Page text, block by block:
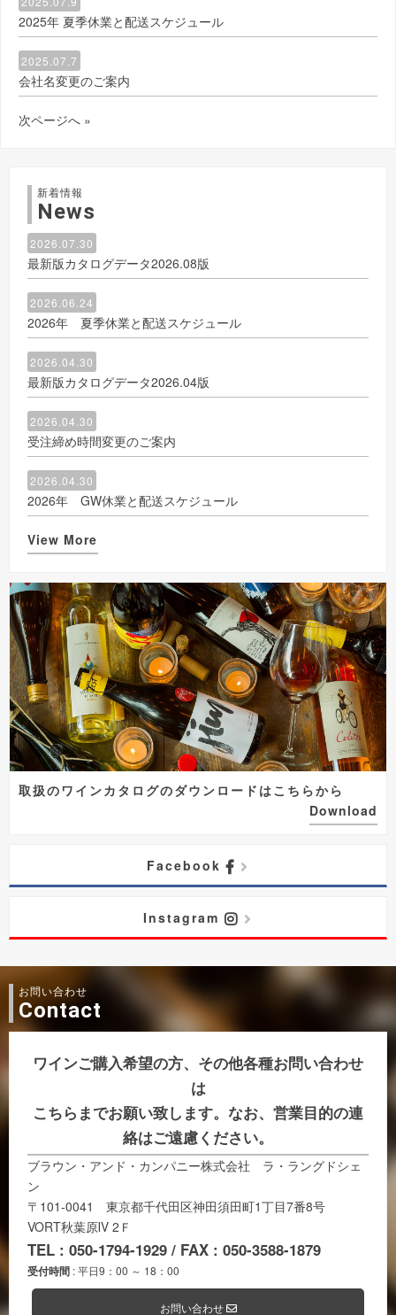
2025年 夏季休業と配送スケジュール
2025.07.7
会社名変更のご案内
次ページへ »
新着情報
News
2026.07.30
最新版カタログデータ2026.08版
2026.06.24
2026年 夏季休業と配送スケジュール
2026.04.30
最新版カタログデータ2026.04版
2026.04.30
受注締め時間変更のご案内
2026.04.30
2026年 GW休業と配送スケジュール
View More
取扱のワインカタログのダウンロードはこちらから
Download
Facebook
Instagram
お問い合わせ
Contact
ワインご購入希望の方、その他各種お問い合わせ
は
こちらまでお願い致します。なお、営業目的の連
絡はご遠慮ください。
ブラウン・アンド・カンパニー株式会社 ラ・ラングドシェ
ン
〒101-0041 東京都千代田区神田須田町1丁目7番8号
VORT秋葉原Ⅳ 2Ｆ
TEL : 050-1794-1929 / FAX : 050-3588-1879
受付時間 : 平日9：00 ～ 18：00
お問い合わせ